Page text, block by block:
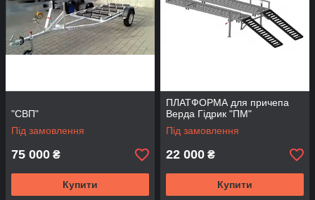
"СВП"
Під замовлення
75 000 ₴
Купити
ПЛАТФОРМА для причепа
Верда Гідрик "ПМ"
Під замовлення
22 000 ₴
Купити